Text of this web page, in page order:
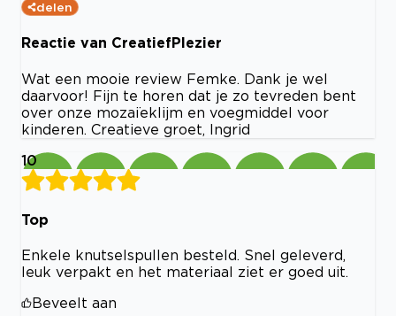
delen
Reactie van CreatiefPlezier
Wat een mooie review Femke. Dank je wel
daarvoor! Fijn te horen dat je zo tevreden bent
over onze mozaïeklijm en voegmiddel voor
kinderen. Creatieve groet, Ingrid
10
Top
Enkele knutselspullen besteld. Snel geleverd,
leuk verpakt en het materiaal ziet er goed uit.
Beveelt aan